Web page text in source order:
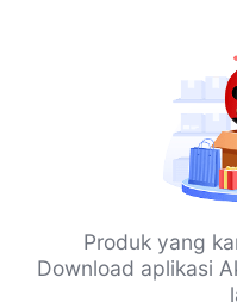
Produk yang
Download aplikasi